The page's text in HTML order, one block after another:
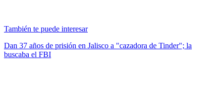
También te puede interesar
Dan 37 años de prisión en Jalisco a "cazadora de Tinder"; la
buscaba el FBI